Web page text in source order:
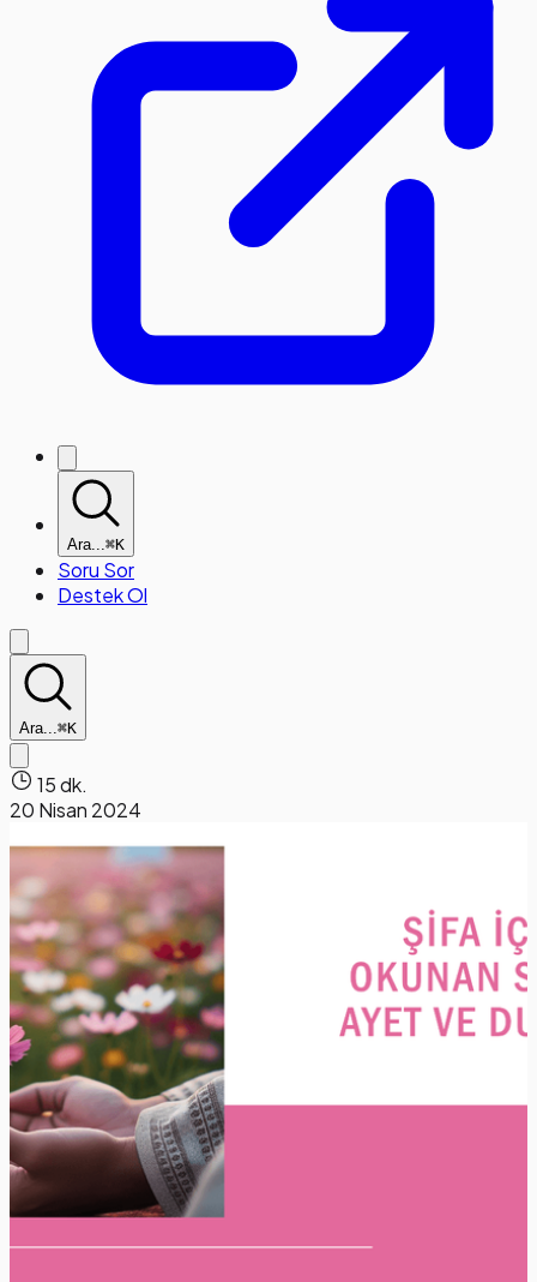
Ara...⌘K
Soru Sor
Destek Ol
Ara...⌘K
15 dk.
20 Nisan 2024